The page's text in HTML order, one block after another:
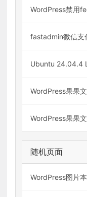
WordPress禁用
fastadmin微信支
WordPress果果
WordPress果果
随机页面
WordPress图片